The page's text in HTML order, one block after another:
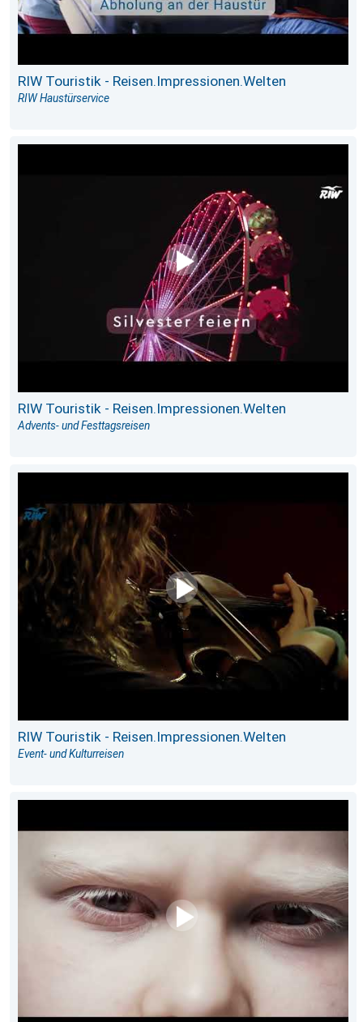
RIW Touristik - Reisen.Impressionen.Welten
RIW Haustürservice
RIW Touristik - Reisen.Impressionen.Welten
Advents- und Festtagsreisen
RIW Touristik - Reisen.Impressionen.Welten
Event- und Kulturreisen